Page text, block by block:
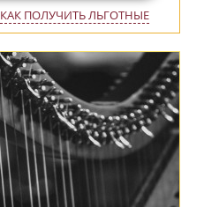
КАК ПОЛУЧИТЬ ЛЬГОТНЫЕ